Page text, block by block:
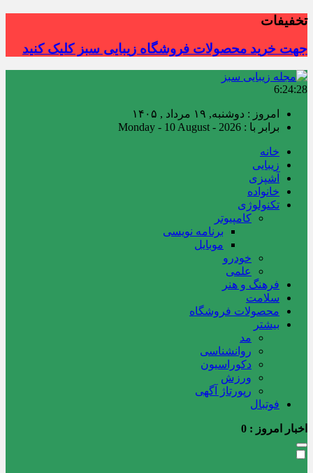
تخفیفات
جهت خرید محصولات فروشگاه زیبایی سبز کلیک کنید
6:24:30
امروز : دوشنبه, ۱۹ مرداد , ۱۴۰۵
برابر با : Monday - 10 August - 2026
خانه
زیبایی
آشپزی
خانواده
تکنولوژی
کامپیوتر
برنامه نویسی
موبایل
خودرو
علمی
فرهنگ و هنر
سلامت
محصولات فروشگاه
بیشتر
مد
روانشناسی
دکوراسیون
ورزش
رپورتاژ آگهی
فوتبال
اخبار امروز : 0